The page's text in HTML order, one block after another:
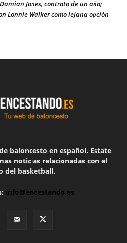
Jones, contrato de un año;
Lonnie Walker como lejana opción
baloncesto en español. Estate
noticias relacionadas con el
del basketball.
info@encestando.es